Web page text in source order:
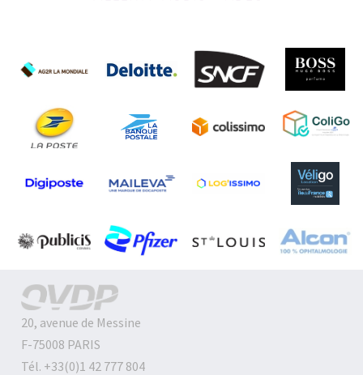
20, avenue de Messine
F-75008 PARIS
Tél. +33(0)1 42 777 804